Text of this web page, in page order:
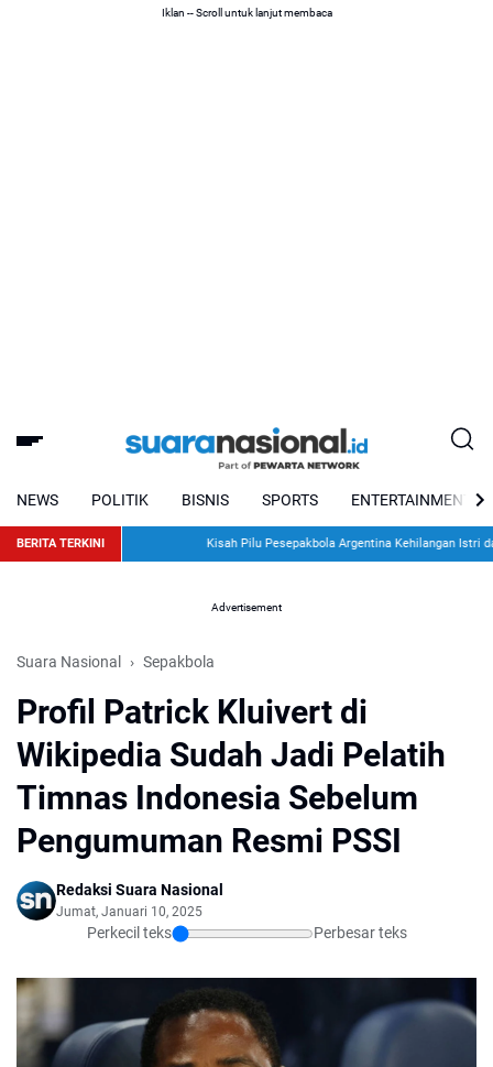
Iklan -- Scroll untuk lanjut membaca
NEWS POLITIK BISNIS SPORTS ENTERTAINMENT
BERITA TERKINI Kisah Pilu Pesepakbola Argentina Kehilangan Istri dan
Advertisement
Suara Nasional Sepakbola
Profil Patrick Kluivert di
Wikipedia Sudah Jadi Pelatih
Timnas Indonesia Sebelum
Pengumuman Resmi PSSI
Redaksi Suara Nasional
Jumat, Januari 10, 2025
Perkecil teks Perbesar teks